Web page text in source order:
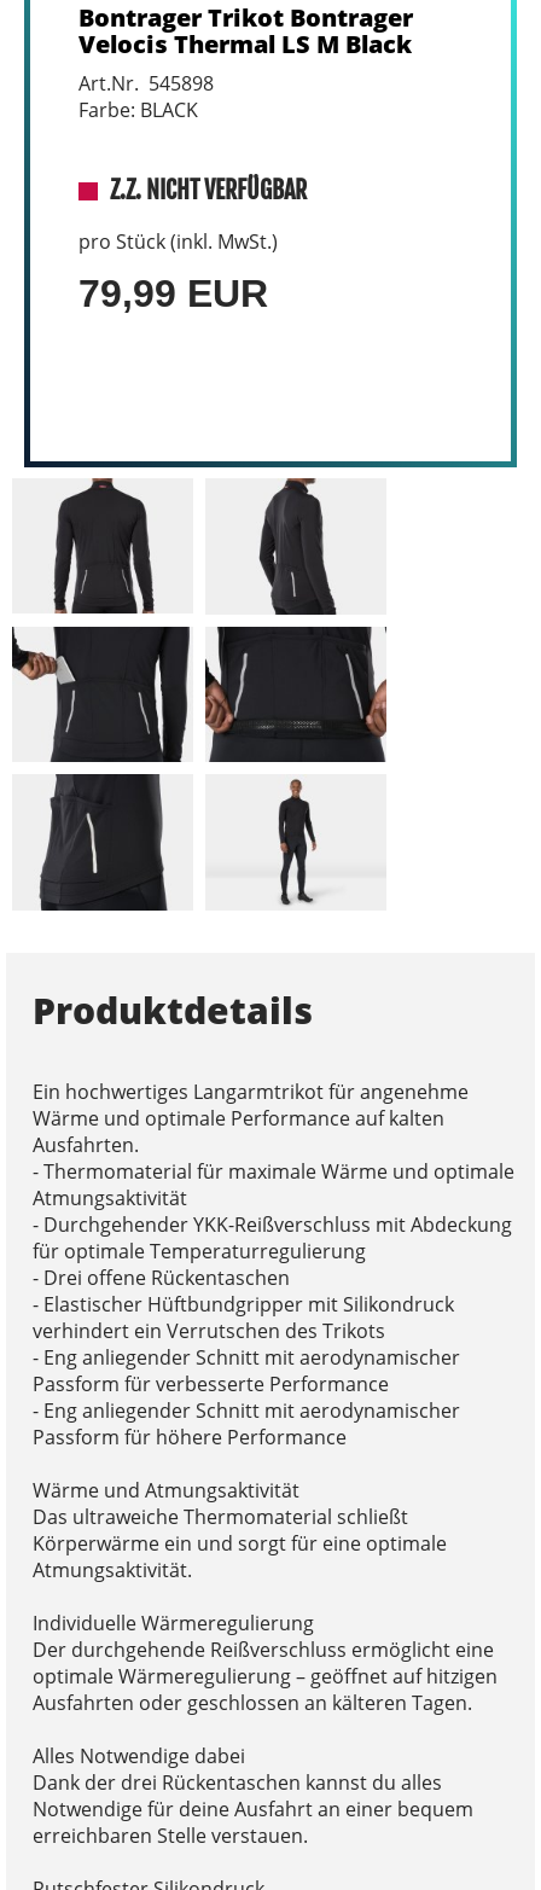
Bontrager Trikot Bontrager
Velocis Thermal LS M Black
Art.Nr. 545898
Farbe: BLACK
Z.Z. NICHT VERFÜGBAR
pro Stück (inkl. MwSt.)
79,99 EUR
Produktdetails
Ein hochwertiges Langarmtrikot für angenehme
Wärme und optimale Performance auf kalten
Ausfahrten.
- Thermomaterial für maximale Wärme und optimale
Atmungsaktivität
- Durchgehender YKK-Reißverschluss mit Abdeckung
für optimale Temperaturregulierung
- Drei offene Rückentaschen
- Elastischer Hüftbundgripper mit Silikondruck
verhindert ein Verrutschen des Trikots
- Eng anliegender Schnitt mit aerodynamischer
Passform für verbesserte Performance
- Eng anliegender Schnitt mit aerodynamischer
Passform für höhere Performance
Wärme und Atmungsaktivität
Das ultraweiche Thermomaterial schließt
Körperwärme ein und sorgt für eine optimale
Atmungsaktivität.
Individuelle Wärmeregulierung
Der durchgehende Reißverschluss ermöglicht eine
optimale Wärmeregulierung – geöffnet auf hitzigen
Ausfahrten oder geschlossen an kälteren Tagen.
Alles Notwendige dabei
Dank der drei Rückentaschen kannst du alles
Notwendige für deine Ausfahrt an einer bequem
erreichbaren Stelle verstauen.